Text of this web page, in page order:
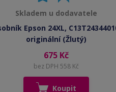
Skladem u dodavatele
Epson 24XL,
originální (Žlutý)
675 Kč
bez DPH 558 Kč
Koupit